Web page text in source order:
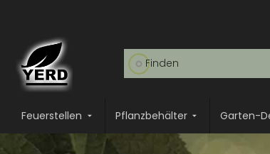
Feuerstellen Pflanzbehälter Garten-